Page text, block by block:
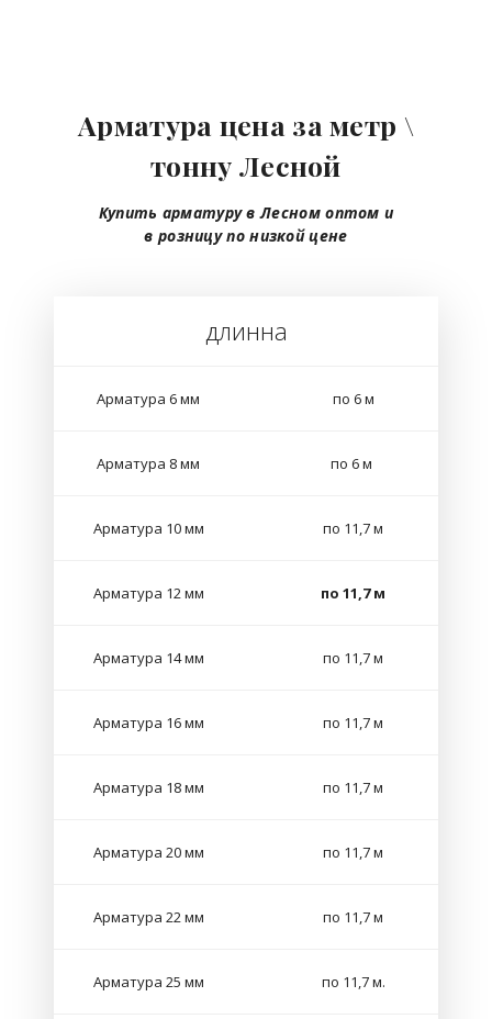
Арматура цена за метр \
тонну Лесной
Купить арматуру в Лесномоптом и
в розницупо низкой цене
длинна
Арматура 6 мм по 6 м
Арматура 8 мм по 6 м
Арматура 10 мм по 11,7 м
Арматура 12 мм по 11,7 м
Арматура 14 мм по 11,7 м
Арматура 16 мм по 11,7 м
Арматура 18 мм по 11,7 м
Арматура 20 мм по 11,7 м
Арматура 22 мм по 11,7 м
Арматура 25 мм по 11,7 м.